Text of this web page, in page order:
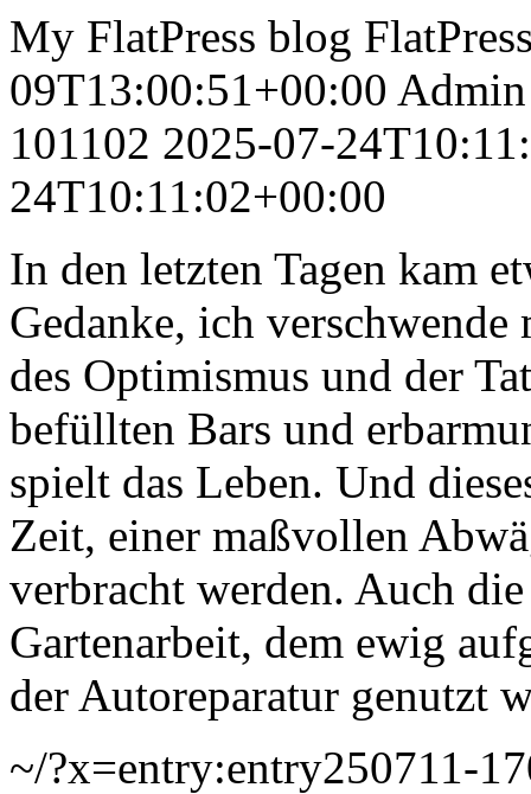
My FlatPress blog
09T13:00:51+00:00 Admin
101102 2025-07-
24T10:11:02+00:00
In den letzten Tagen kam
Gedanke, ich
des Optimismus und der
befüllten Bars und
spielt das Leben. Und
Zeit, einer maßvollen
verbracht werden. Auch
Gartenarbeit, dem ewig
der Autoreparatur genutzt
~/?x=entry:entry250711-